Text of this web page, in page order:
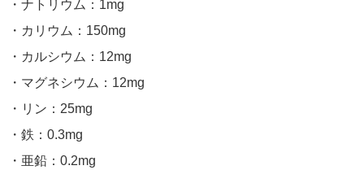
・ナトリウム：1mg
・カリウム：150mg
・カルシウム：12mg
・マグネシウム：12mg
・リン：25mg
・鉄：0.3mg
・亜鉛：0.2mg